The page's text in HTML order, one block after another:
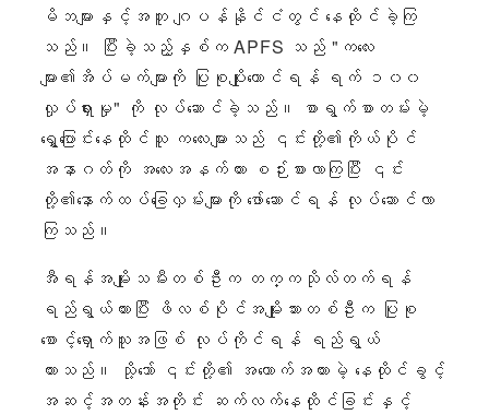
မိဘများနှင့်အတူ ဂျပန်နိုင်ငံတွင် နေထိုင်ခဲ့ကြ
သည်။ ပြီးခဲ့သည့်နှစ်က APFS သည် "ကလေး
များ၏အိပ်မက်များကို ပြုစုပျိုးထောင်ရန် ရက် ၁၀၀
လှုပ်ရှားမှု" ကို လုပ်ဆောင်ခဲ့သည်။ စာရွက်စာတမ်းမဲ့
ရွှေ့ပြောင်းနေထိုင်သူ ကလေးများသည် ၎င်းတို့၏ကိုယ်ပိုင်
အနာဂတ်ကို အလေးအနက်ထား စဉ်းစားလာကြပြီး ၎င်း
တို့၏နောက်ထပ်ခြေလှမ်းများကို ဖော်ဆောင်ရန် လုပ်ဆောင်လာ
ကြသည်။
အီရန်အမျိုးသမီးတစ်ဦးက တက္ကသိုလ်တက်ရန်
ရည်ရွယ်ထားပြီး ဖိလစ်ပိုင်အမျိုးသားတစ်ဦးက ပြုစု
စောင့်ရှောက်သူအဖြစ် လုပ်ကိုင်ရန် ရည်ရွယ်
ထားသည်။ သို့သော် ၎င်းတို့၏ အထောက်အထားမဲ့ နေထိုင်ခွင့်
အဆင့်အတန်းအတိုင်း ဆက်လက်နေထိုင်ခြင်းနှင့်